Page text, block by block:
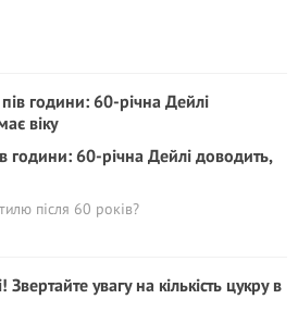
години: 60-річна Дейлі доводить,
після 60 років?